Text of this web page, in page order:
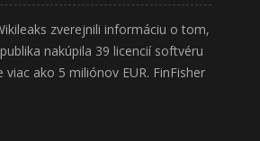
zverejnili informáciu o tom,
nakúpila 39 licencií softvéru
viac ako 5 miliónov EUR. FinFisher